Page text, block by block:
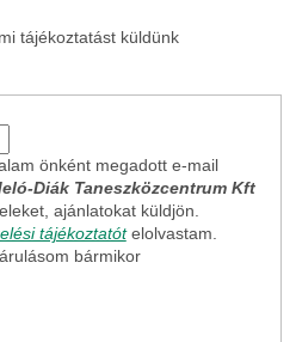
tájékoztatást küldünk
önként megadott e-mail
Diák Taneszközcentrum Kft
ajánlatokat küldjön.
tájékoztatót elolvastam.
bármikor